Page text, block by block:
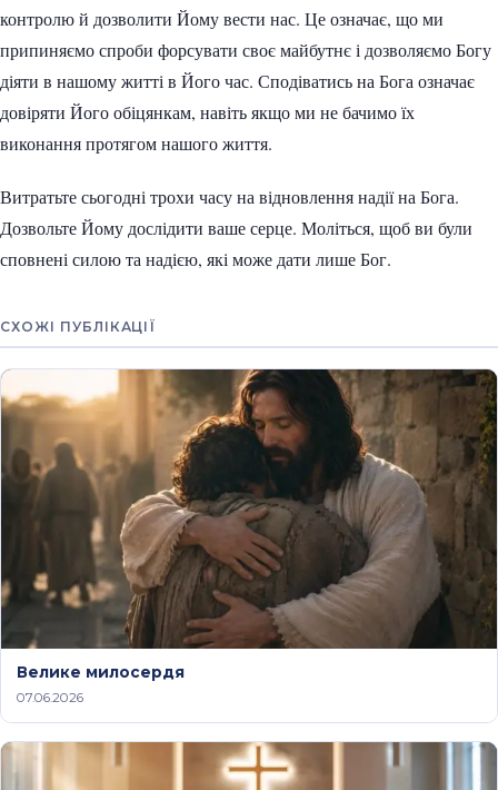
контролю й дозволити Йому вести нас. Це означає, що ми
припиняємо спроби форсувати своє майбутнє і дозволяємо Богу
діяти в нашому житті в Його час. Сподіватись на Бога означає
довіряти Його обіцянкам, навіть якщо ми не бачимо їх
виконання протягом нашого життя.
Витратьте сьогодні трохи часу на відновлення надії на Бога.
Дозвольте Йому дослідити ваше серце. Моліться, щоб ви були
сповнені силою та надією, які може дати лише Бог.
СХОЖІ ПУБЛІКАЦІЇ
Велике милосердя
07.06.2026